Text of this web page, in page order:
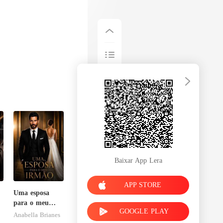
Uma esposa
para o meu
irmão
Anabella Brianes
Baixar App Lera
APP STORE
GOOGLE PLAY